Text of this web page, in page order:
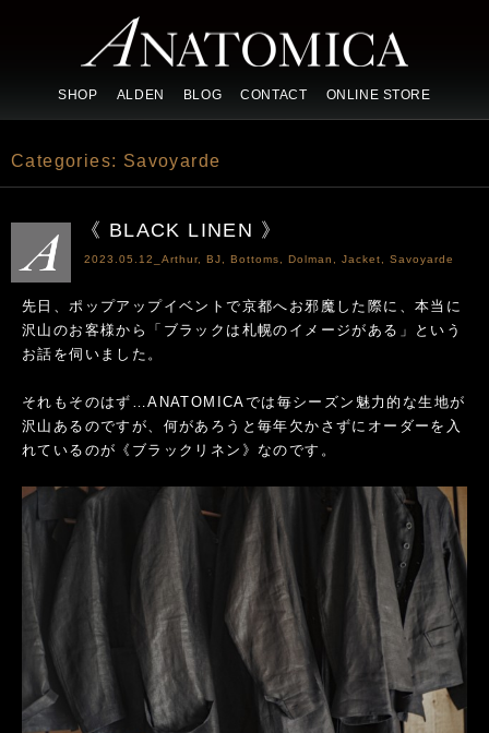
SHOP ALDEN BLOG CONTACT ONLINE STORE
Categories: Savoyarde
《 BLACK LINEN 》
2023.05.12_ Arthur, BJ Bottoms Dolman Jacket Savoyarde
先日、ポップアップイベントで京都へお邪魔した際に、本当に
沢山のお客様から「ブラックは札幌のイメージがある」という
お話を伺いました。
それもそのはず…ANATOMICAでは毎シーズン魅力的な生地が
沢山あるのですが、何があろうと毎年欠かさずにオーダーを入
れているのが《ブラックリネン》なのです。